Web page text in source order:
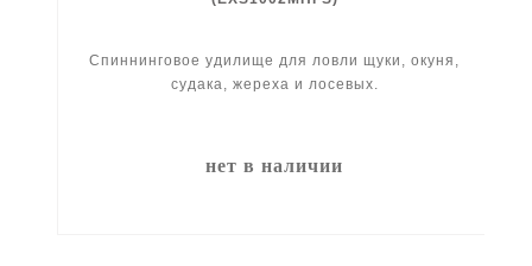
Спиннинговое удилище для ловли щуки, окуня,
судака, жереха и лосевых.
нет в наличии